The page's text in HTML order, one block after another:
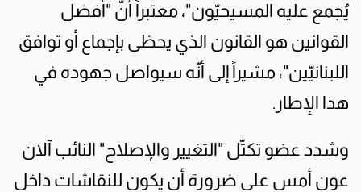
يُجمع عليه المسيحيّون"، معتبراً أنّ "أفضل
القوانين هو القانون الذي يحظى بإجماع أو توافق
اللبنانيّين"، مشيراً إلى أنّه سيواصل جهوده في
هذا الإطار.
وشدد عضو تكتّل "التغيير والإصلاح" النائب آلان
عون أمس على ضرورة أن يكون للنقاشات داخل